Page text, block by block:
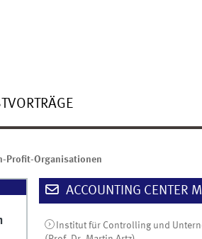
Profit-Organisationen
ACCOUNTING CENTER
Institut für Controlling und